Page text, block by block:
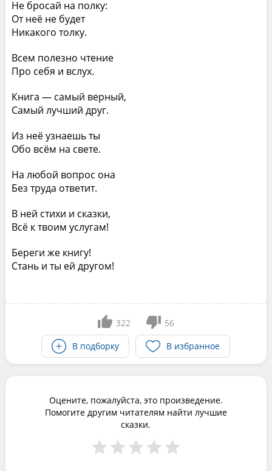
Не бросай на полку:
От неё не будет
Никакого толку.
Всем полезно чтение
Про себя и вслух.
Книга — самый верный,
Самый лучший друг.
Из неё узнаешь ты
Обо всём на свете.
На любой вопрос она
Без труда ответит.
В ней стихи и сказки,
Всё к твоим услугам!
Береги же книгу!
Стань и ты ей другом!
322
56
В подборку
В избранное
Оцените, пожалуйста, это произведение.
Помогите другим читателям найти лучшие
сказки.